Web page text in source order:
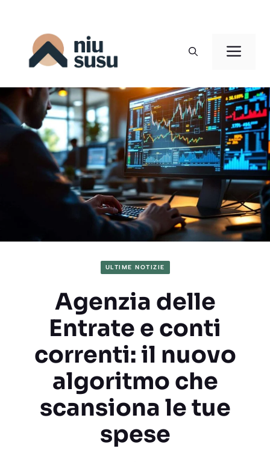
contenuto
ULTIME NOTIZIE
Agenzia delle
Entrate e conti
correnti: il nuovo
algoritmo che
scansiona le tue
spese